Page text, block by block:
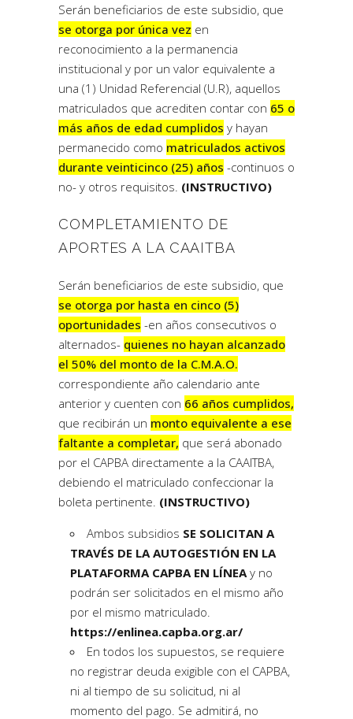
Serán beneficiarios de este subsidio, que
se otorga por única vez en
reconocimiento a la permanencia
institucional y por un valor equivalente a
una (1) Unidad Referencial (U.R), aquellos
matriculados que acrediten contar con 65 o
más años de edad cumplidos y hayan
permanecido como matriculados activos
durante veinticinco (25) años -continuos o
no- y otros requisitos. (INSTRUCTIVO)
COMPLETAMIENTO DE
APORTES A LA CAAITBA
Serán beneficiarios de este subsidio, que
se otorga por hasta en cinco (5)
oportunidades -en años consecutivos o
alternados- quienes no hayan alcanzado
el 50% del monto de la C.M.A.O.
correspondiente año calendario ante
anterior y cuenten con 66 años cumplidos,
que recibirán un monto equivalente a ese
faltante a completar, que será abonado
por el CAPBA directamente a la CAAITBA,
debiendo el matriculado confeccionar la
boleta pertinente. (INSTRUCTIVO)
Ambos subsidios SE SOLICITAN A
TRAVÉS DE LA AUTOGESTIÓN EN LA
PLATAFORMA CAPBA EN LÍNEA y no
podrán ser solicitados en el mismo año
por el mismo matriculado.
https://enlinea.capba.org.ar/
En todos los supuestos, se requiere
no registrar deuda exigible con el CAPBA,
ni al tiempo de su solicitud, ni al
momento del pago. Se admitirá, no